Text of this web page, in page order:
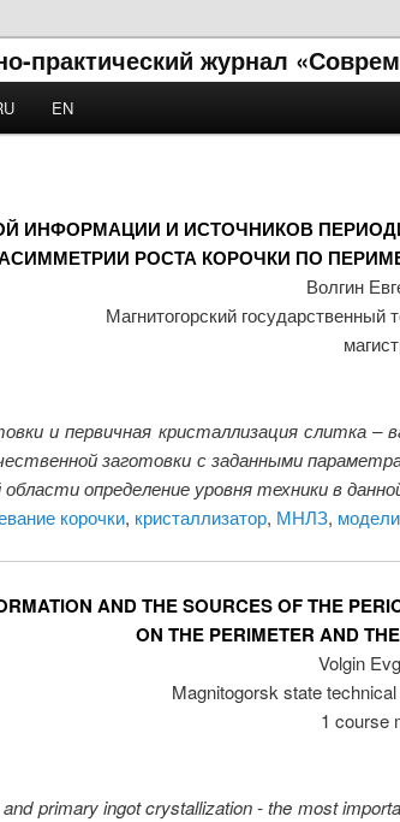
практический журнал
EN
ИНФОРМАЦИИ И ИСТОЧНИКОВ
РОСТА КОРОЧКИ ПО
Волгин
Магнитогорский
и первичная кристаллизация слитка
заготовки с заданными
определение уровня техники в
корочки, кристаллизатор, МНЛЗ,
AND THE SOURCES OF THE
ON THE PERIMETER AND
Volgin
Magnitogorsk state
1 course
primary ingot crystallization - the most